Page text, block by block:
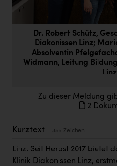
Doppler Gruppe
ERLUS AG
everfield
Firmenradl
HIG Infomotion Group
Immotech
INTERSPAR
Dr. Robert Schütz,
Diakonissen Linz;
Absolventin
Widmann, Leitung
Linz
Zu dieser Meldung
2
Kurztext 355 Zeichen
Linz: Seit Herbst 2017 bietet
Klinik Diakonissen Linz,